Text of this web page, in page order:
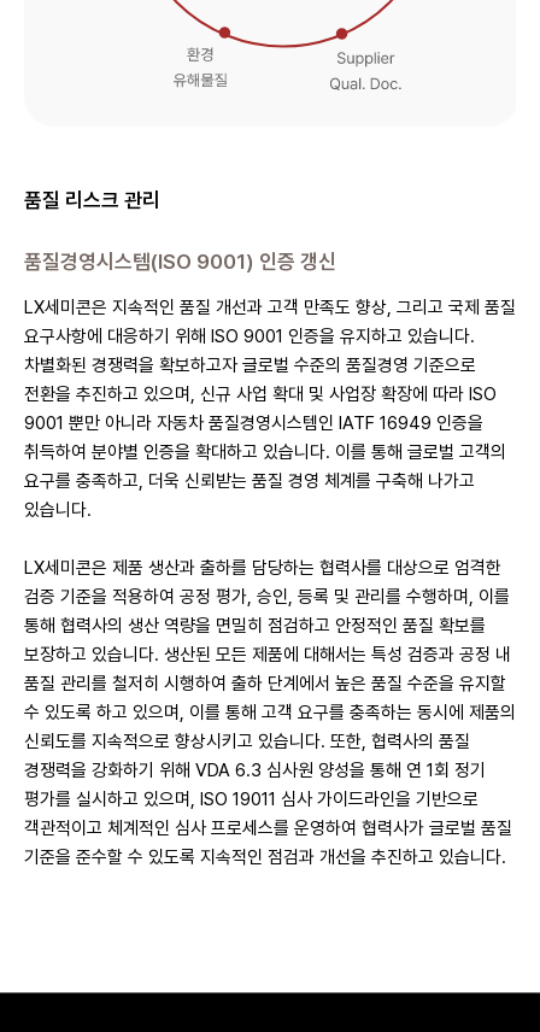
품질 리스크 관리
품질경영시스템(ISO 9001) 인증 갱신
LX세미콘은 지속적인 품질 개선과 고객 만족도 향상, 그리고 국제 품질
요구사항에 대응하기 위해 ISO 9001 인증을 유지하고 있습니다.
차별화된 경쟁력을 확보하고자 글로벌 수준의 품질경영 기준으로
전환을 추진하고 있으며, 신규 사업 확대 및 사업장 확장에 따라 ISO
9001 뿐만 아니라 자동차 품질경영시스템인 IATF 16949 인증을
취득하여 분야별 인증을 확대하고 있습니다. 이를 통해 글로벌 고객의
요구를 충족하고, 더욱 신뢰받는 품질 경영 체계를 구축해 나가고
있습니다.
LX세미콘은 제품 생산과 출하를 담당하는 협력사를 대상으로 엄격한
검증 기준을 적용하여 공정 평가, 승인, 등록 및 관리를 수행하며, 이를
통해 협력사의 생산 역량을 면밀히 점검하고 안정적인 품질 확보를
보장하고 있습니다. 생산된 모든 제품에 대해서는 특성 검증과 공정 내
품질 관리를 철저히 시행하여 출하 단계에서 높은 품질 수준을 유지할
수 있도록 하고 있으며, 이를 통해 고객 요구를 충족하는 동시에 제품의
신뢰도를 지속적으로 향상시키고 있습니다. 또한, 협력사의 품질
경쟁력을 강화하기 위해 VDA 6.3 심사원 양성을 통해 연 1회 정기
평가를 실시하고 있으며, ISO 19011 심사 가이드라인을 기반으로
객관적이고 체계적인 심사 프로세스를 운영하여 협력사가 글로벌 품질
기준을 준수할 수 있도록 지속적인 점검과 개선을 추진하고 있습니다.